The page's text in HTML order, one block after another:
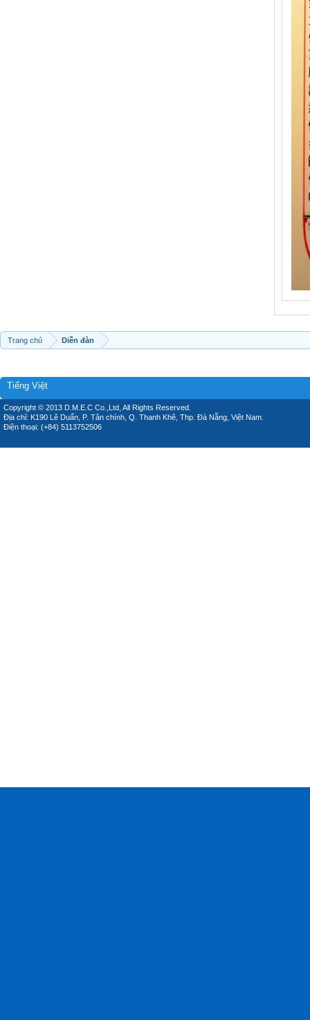
Trang chủ Diễn đàn
Tiếng Việt
Copyright © 2013 D.M.E.C Co.,Ltd, All Rights Reserved.
Địa chỉ: K190 Lê Duẩn, P. Tân chính, Q. Thanh Khê, Thp. Đà Nẵng, Việt Nam.
Điện thoại: (+84) 5113752506